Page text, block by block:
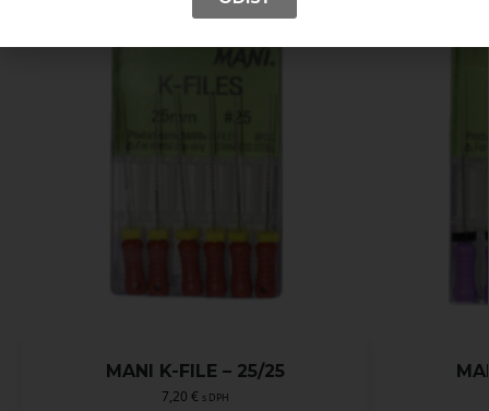
MANI K-FILE – 25/25
7,20 € s DPH